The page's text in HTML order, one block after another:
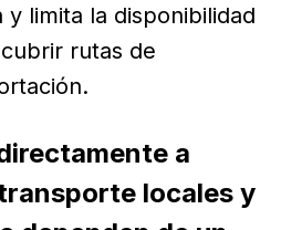
limita la disponibilidad
rutas de
a
locales y